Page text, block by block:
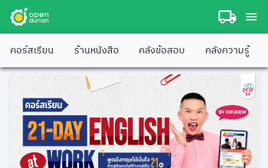
คอร์สเรียน ร้านหนังสือ คลังข้อสอบ คลังความรู้